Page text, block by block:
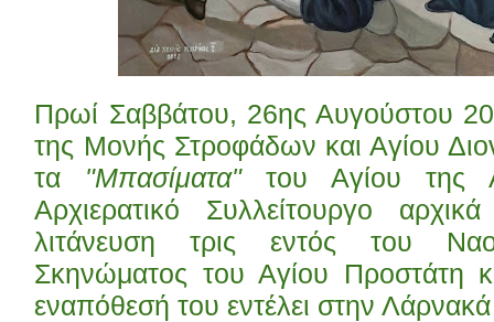
Πρωί Σαββάτου, 26ης Αυγούστου
της Μονής Στροφάδων και Αγίου
τα "Μπασίματα"του Αγίου της
Αρχιερατικό Συλλείτουργο
λιτάνευση τρις εντός του
Σκηνώματος του Αγίου Προστάτη
εναπόθεσή του εντέλει στην